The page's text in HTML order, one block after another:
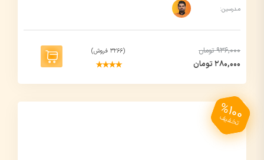
مدرسین:
936,000 تومان
280,000 تومان
(3266 فروش)
%100
تخفیف